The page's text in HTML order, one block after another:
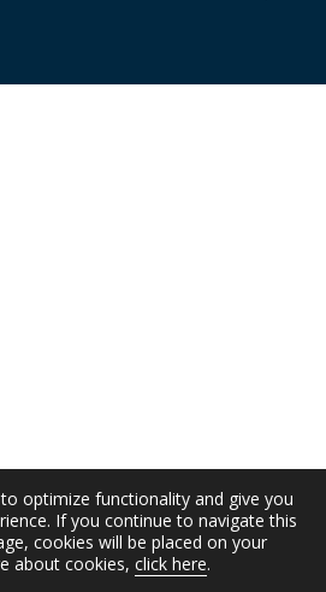
optimize functionality and give you
If you continue to navigate this
cookies will be placed on your
about cookies, click here.